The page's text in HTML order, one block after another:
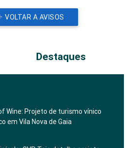
VOLTAR A AVISOS
Destaques
Wine: Projeto de turismo vínico
em Vila Nova de Gaia